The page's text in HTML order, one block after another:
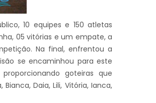
10 equipes e 150 atletas
05 vitórias e um empate, a
Na final, enfrentou a
se encaminhou para este
goteiras que
Daia, Lili, Vitória, Ianca,